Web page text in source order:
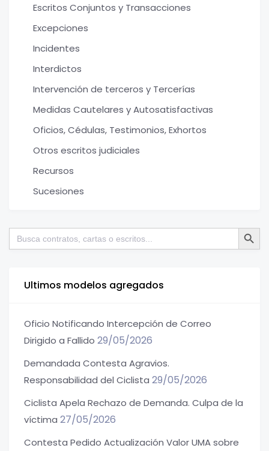
Escritos Conjuntos y Transacciones
Excepciones
Incidentes
Interdictos
Intervención de terceros y Tercerías
Medidas Cautelares y Autosatisfactivas
Oficios, Cédulas, Testimonios, Exhortos
Otros escritos judiciales
Recursos
Sucesiones
Buscar: Botón de
Ultimos modelos agregados
Oficio Notificando Intercepción de Correo
Dirigido a Fallido 29/05/2026
Demandada Contesta Agravios.
Responsabilidad del Ciclista 29/05/2026
Ciclista Apela Rechazo de Demanda. Culpa de la
víctima 27/05/2026
Contesta Pedido Actualización Valor UMA sobre